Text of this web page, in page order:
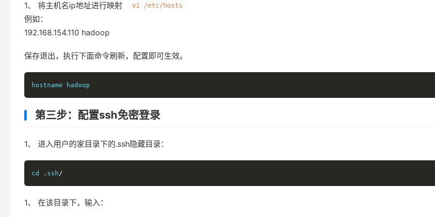
1、 将主机名ip地址进行映射 vi /etc/hosts
例如：
192.168.154.110 hadoop
保存退出，执行下面命令刷新，配置即可生效。
第三步：配置ssh免密登录
1、 进入用户的家目录下的.ssh隐藏目录：
cd . ssh/
1、 在该目录下，输入：